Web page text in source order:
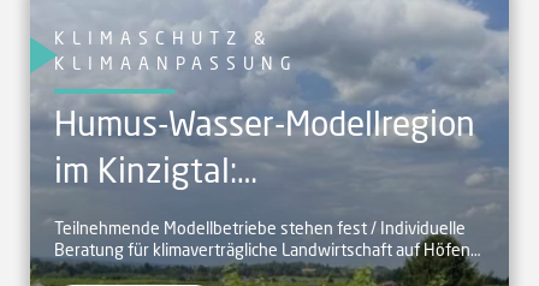
KLIMASCHUTZ &
KLIMAANPASSUNG
Humus-Wasser-Modellregion
im Kinzigtal:
Landwirtschaftliche Betriebe
stellen sich vor
Teilnehmende Modellbetriebe stehen fest / Individuelle
Beratung für klimaverträgliche Landwirtschaft auf Höfen
startet